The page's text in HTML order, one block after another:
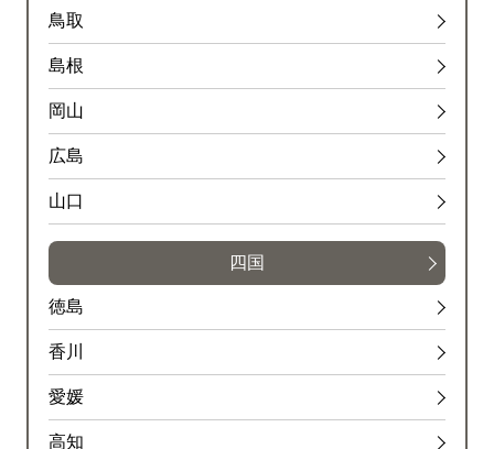
鳥取
島根
岡山
広島
山口
四国
徳島
香川
愛媛
高知